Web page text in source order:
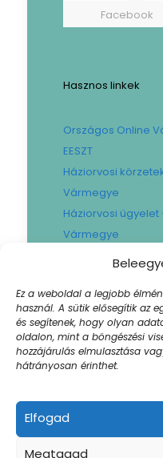
Ez a weboldal a legjobb
használ. A sütik elősegítik az
és segítenek, hogy olyan
oldalon, mint a böngészési
hozzájárulás elmulasztása
hátrányosan érinthet.
Elfogad
Megtagad
Facebook
Hasznos linkek
Országos Online
EESZT
Háziorvosi
Vármegye
Háziorvosi
Vármegye
Gyógyszertári
Városi Fogászat
Művese Állomás
Facility
Sajtószoba
© 2024 Szent